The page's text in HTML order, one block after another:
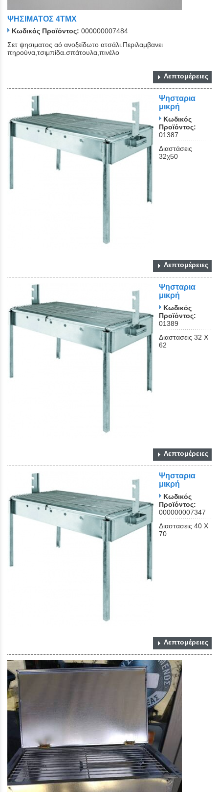
ΨΗΣΙΜΑΤΟΣ 4ΤΜΧ
Κωδικός Προϊόντος: 000000007484
Σετ ψησιματος αό ανοξείδωτο ατσάλι.Περιλαμβανει
πηρούνα,τσιμπίδα.σπάτουλα,πινέλο
Λεπτομέρειες
Ψησταρια
μικρή
Κωδικός
Προϊόντος:
01387
Διαστάσεις
32χ50
Λεπτομέρειες
Ψησταρια
μικρή
Κωδικός
Προϊόντος:
01389
Διαστασεις 32 Χ
62
Λεπτομέρειες
Ψησταρια
μικρή
Κωδικός
Προϊόντος:
000000007347
Διαστασεις 40 Χ
70
Λεπτομέρειες